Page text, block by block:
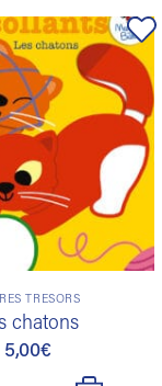
Ajouter
à la
liste de
souhaits
TRÉSORS
chatons
5,00€